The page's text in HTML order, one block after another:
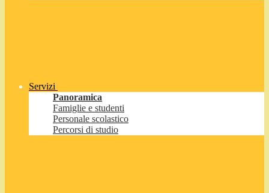
Servizi
Panoramica
Famiglie e studenti
Personale scolastico
Percorsi di studio